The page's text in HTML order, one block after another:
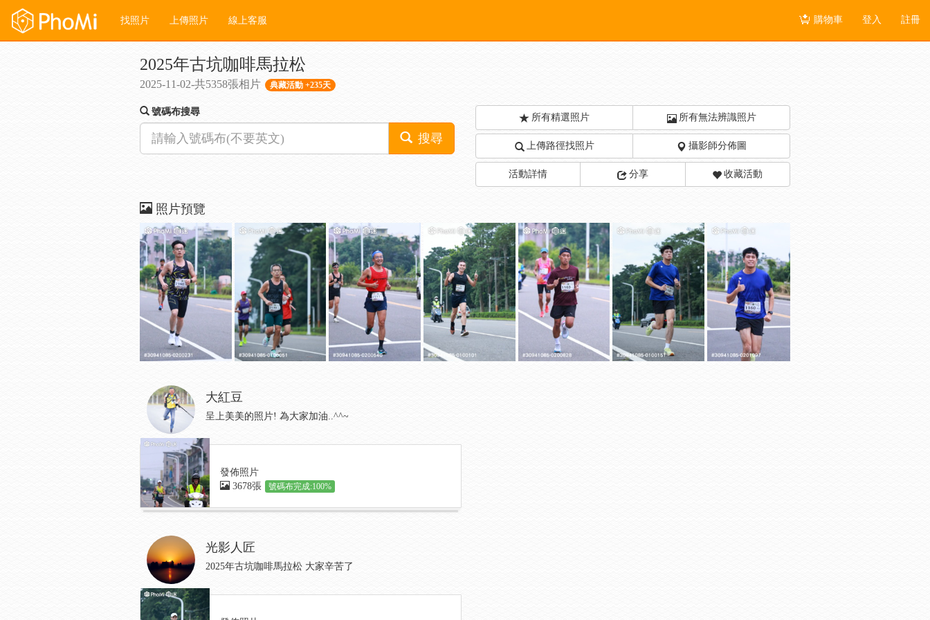
找照片 上傳照片 線上客服 購物車 登入 註冊
2025年古坑咖啡馬拉松
2025-11-02-共5358張相片 典藏活動 +235天
號碼布搜尋
搜尋
所有精選照片 所有無法辨識照片
上傳路徑找照片 攝影師分佈圖
活動詳情 分享 收藏活動
照片預覽
大紅豆
呈上美美的照片! 為大家加油..^^~
發佈照片
3678張
號碼布完成:100%
光影人匠
2025年古坑咖啡馬拉松 大家辛苦了